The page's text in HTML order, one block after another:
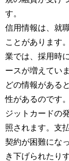
す。
信用情報は、就
ことがあります
業では、採用時
ースが増えてい
どの情報がある
性があるのです
ジットカードの
照されます。支
契約が困難にな
き下げられたり